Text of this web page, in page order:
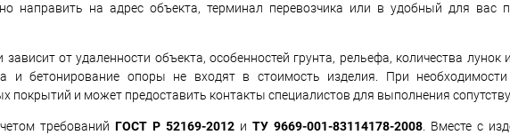
направить на адрес объекта, терминал перевозчика или в удобный для вас
от удаленности объекта, особенностей грунта, рельефа, количества
и бетонирование опоры не входят в стоимость изделия. При
покрытий и может предоставить контакты специалистов для выполнения
требований ГОСТ Р 52169-2012 и ТУ 9669-001-83114178-2008. Вместе с